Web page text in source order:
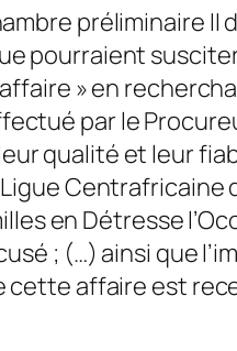
préliminaire
pourraient
» en
par le
qualité et leur
Centrafricaine
en Détresse
; (…) ainsi que
affaire est